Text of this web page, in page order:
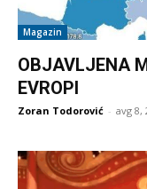
Magazin
OBJAVLJENA
EVROPI
Zoran Todorović - avg 8,